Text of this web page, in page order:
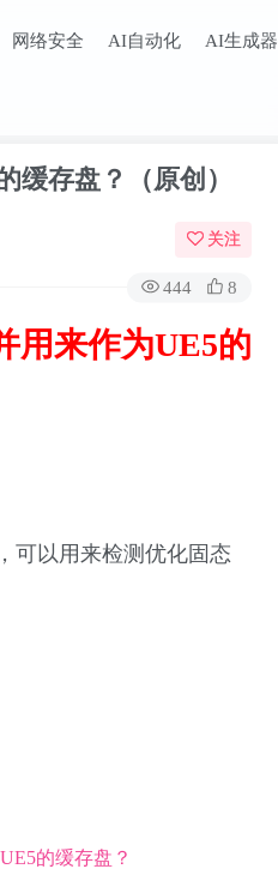
网络安全 AI自动化 AI生成器
缓存盘？（原创）
关注
444 8
用来作为UE5的
可以用来检测优化固态